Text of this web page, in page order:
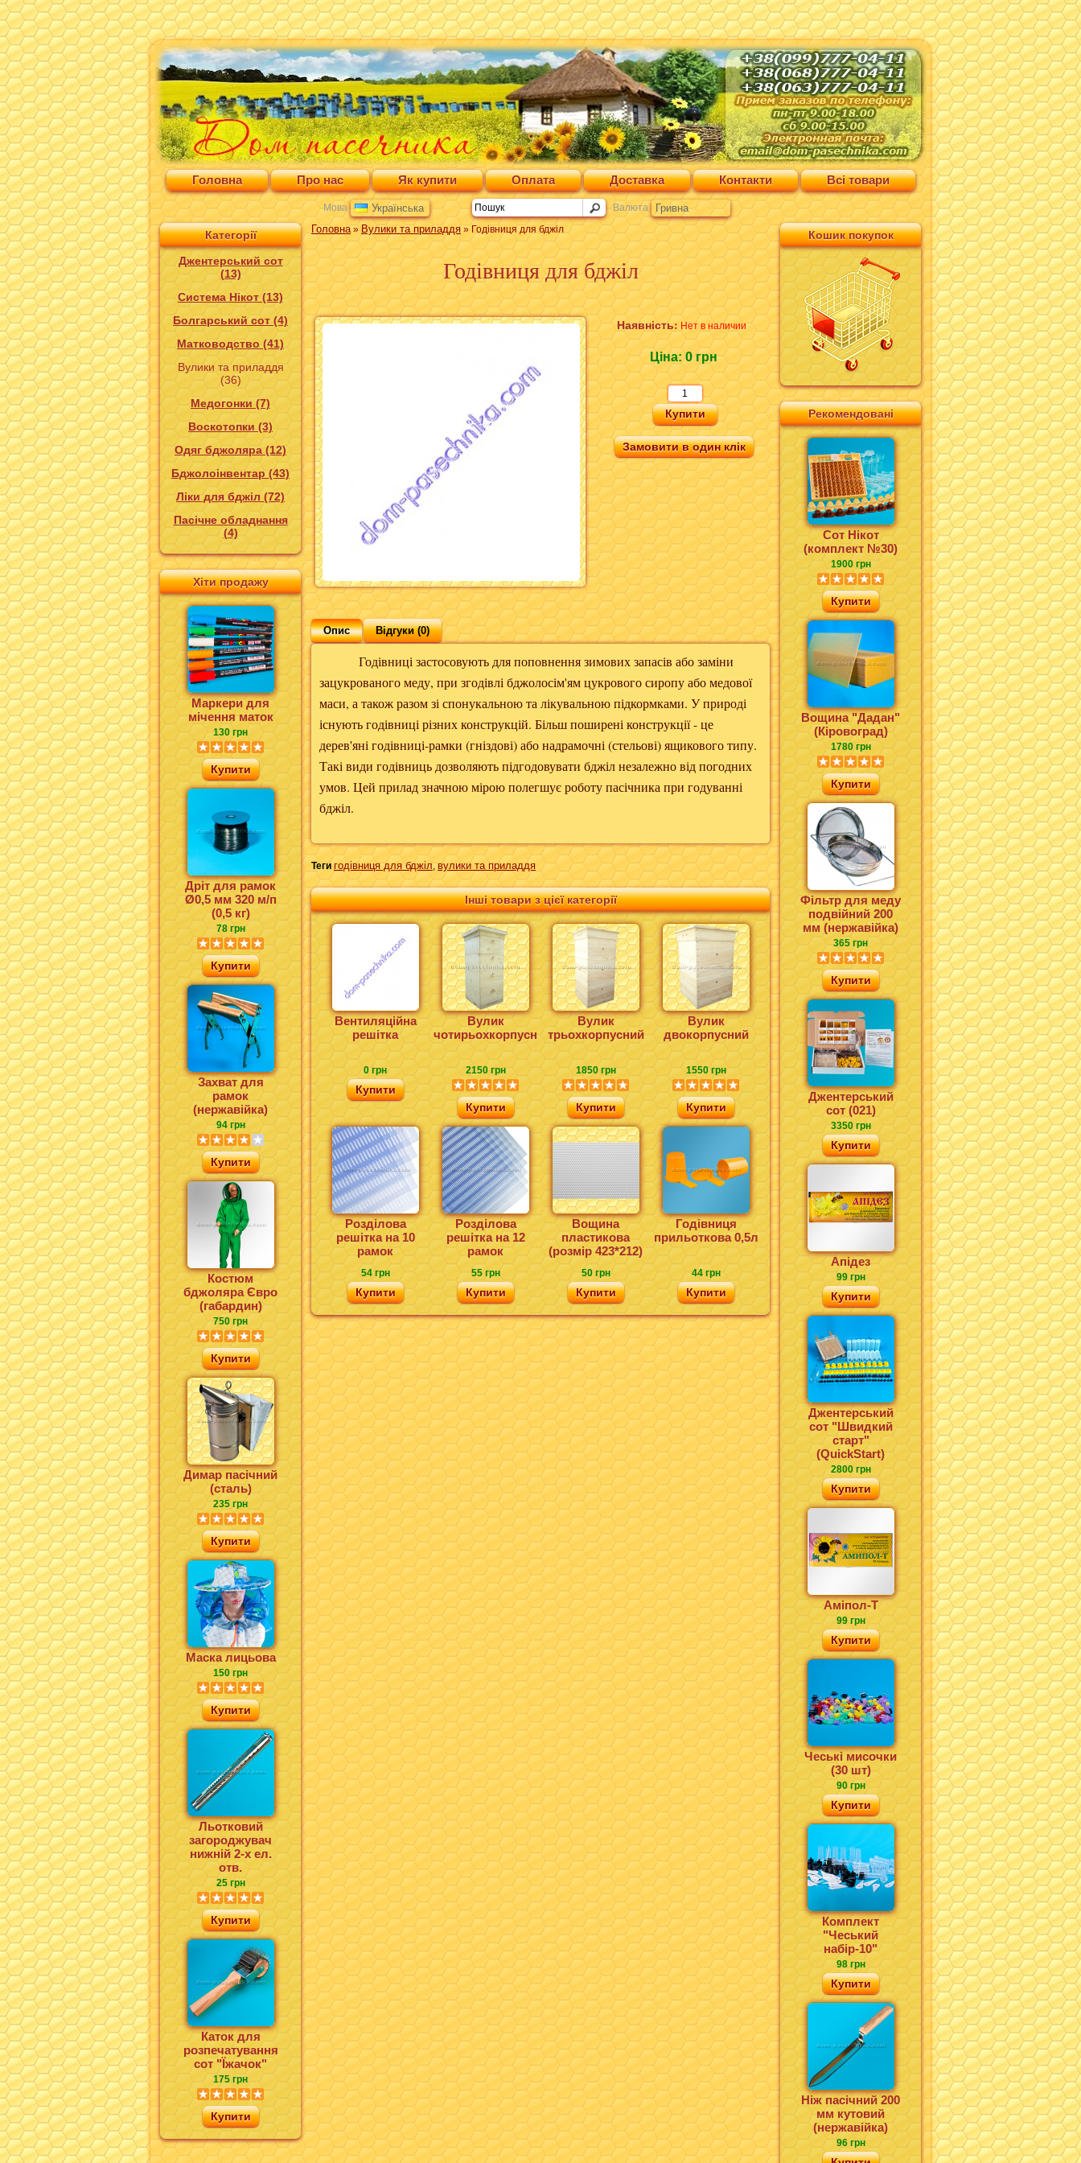
Мова Українська Валюта Гривна
Головна Про нас Як купити Оплата Доставка Контакти Всі товари
Категорії
Джентерський сот
(13)
Система Нікот (13)
Болгарський сот (4)
Матководство (41)
Вулики та приладдя
(36)
Медогонки (7)
Воскотопки (3)
Одяг бджоляра (12)
Бджолоінвентар (43)
Ліки для бджіл (72)
Пасічне обладнання
(4)
Хіти продажу
Маркери для
мічення маток
130 грн
Купити
Дріт для рамок
Ø0,5 мм 320 м/п
(0,5 кг)
78 грн
Купити
Захват для
рамок
(нержавійка)
94 грн
Купити
Костюм
бджоляра Євро
(габардин)
750 грн
Купити
Димар пасічний
(сталь)
235 грн
Купити
Маска лицьова
150 грн
Купити
Льотковий
загороджувач
нижній 2-х ел.
отв.
25 грн
Купити
Каток для
розпечатування
сот "Їжачок"
175 грн
Купити
Кошик покупок
Рекомендовані
Сот Нікот
(комплект №30)
1900 грн
Купити
Вощина "Дадан"
(Кіровоград)
1780 грн
Купити
Фільтр для меду
подвійний 200
мм (нержавійка)
365 грн
Купити
Джентерський
сот (021)
3350 грн
Купити
Апідез
99 грн
Купити
Джентерський
сот "Швидкий
старт"
(QuickStart)
2800 грн
Купити
Аміпол-Т
99 грн
Купити
Чеські мисочки
(30 шт)
90 грн
Купити
Комплект
"Чеський
набір-10"
98 грн
Купити
Ніж пасічний 200
мм кутовий
(нержавійка)
96 грн
Головна» Вулики та приладдя » Годівниця для бджіл
Годівниця для бджіл
Наявність: Нет в наличии
Ціна: 0 грн
Замовити в один клік
Опис Відгуки (0)
Годівниці застосовують для поповнення зимових запасів або заміни
зацукрованого меду, при згодівлі бджолосім'ям цукрового сиропу або медової
маси, а також разом зі спонукальною та лікувальною підкормками. У природі
існують годівниці різних конструкцій. Більш поширені конструкції - це
дерев'яні годівниці-рамки (гніздові) або надрамочні (стельові) ящикового типу.
Такі види годівниць дозволяють підгодовувати бджіл незалежно від погодних
умов. Цей прилад значною мірою полегшує роботу пасічника при годуванні
бджіл.
Теги годівниця для бджіл, вулики та приладдя
Інші товари з цієї категорії
Вентиляційна
решітка
0 грн
Купити
Вулик
чотирьохкорпусний
2150 грн
Купити
Вулик
трьохкорпусний
1850 грн
Купити
Вулик
двокорпусний
1550 грн
Купити
Розділова
решітка на 10
рамок
54 грн
Купити
Розділова
решітка на 12
рамок
55 грн
Купити
Вощина
пластикова
(розмір 423*212)
50 грн
Купити
Годівниця
прильоткова 0,5л
44 грн
Купити